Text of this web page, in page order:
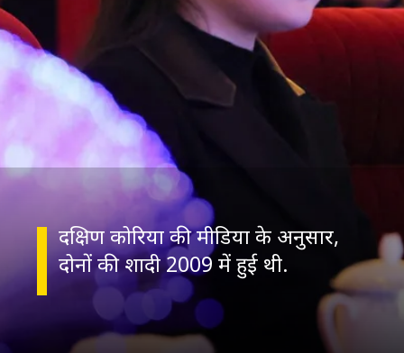
दक्षिण कोरिया की मीडिया के अनुसार,